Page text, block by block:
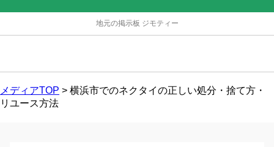
地元の掲示板 ジモティー
メディアTOP > 横浜市でのネクタイの正しい処分・捨て方・
リユース方法